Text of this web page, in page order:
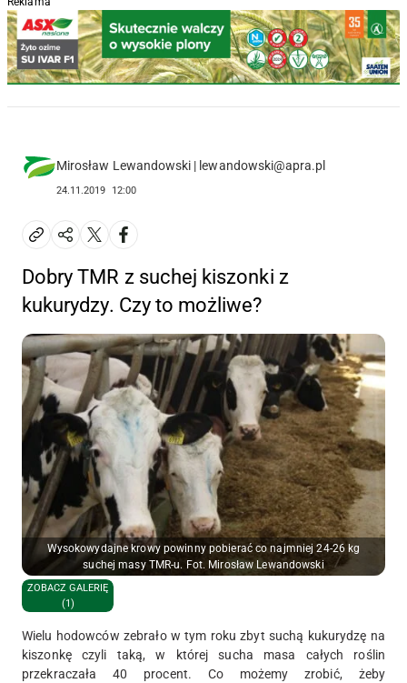
Mirosław Lewandowski | lewandowski@apra.pl
24.11.2019 12:00
Dobry TMR z suchej kiszonki z
kukurydzy. Czy to możliwe?
Wysokowydajne krowy powinny pobierać co najmniej 24-26 kg
suchej masy TMR-u. Fot. Mirosław Lewandowski
ZOBACZ GALERIĘ
(1)
Wielu hodowców zebrało w tym rokuzbyt suchą kukurydzę na
kiszonkę czyli taką, w którejsucha masa całych roślin
przekraczała 40 procent. Co możemy zrobić, żeby